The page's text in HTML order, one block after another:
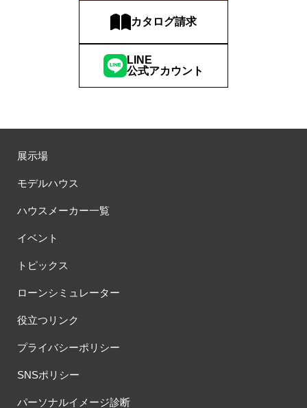
カタログ請求
LINE
公式アカウント
展示場
モデルハウス
ハウスメーカー一覧
イベント
トピックス
ローンシミュレーター
役立つリンク
プライバシーポリシー
SNSポリシー
パーソナルイメージ診断